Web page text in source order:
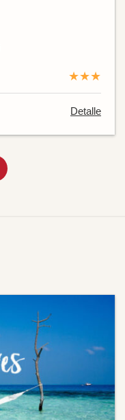
★★★
Detalle